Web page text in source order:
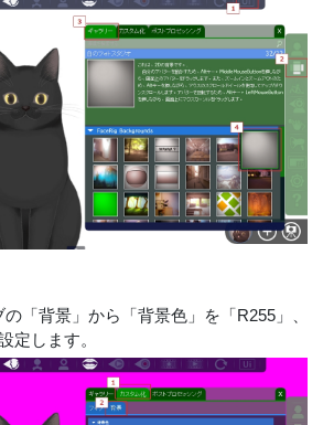
「背景」から「背景色」を「R255」、
定します。